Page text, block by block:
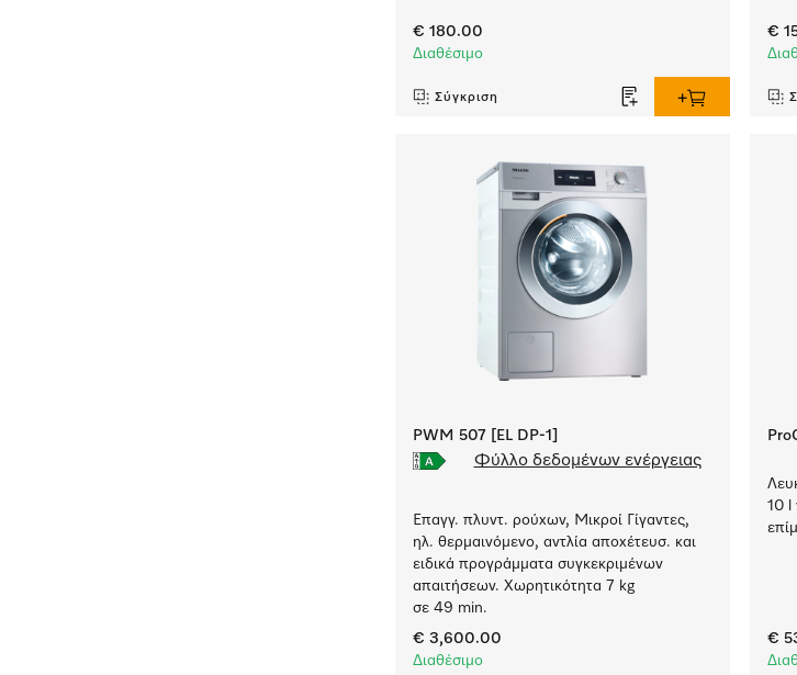
€ 180.00
Διαθέσιμο
Σύγκριση
€
PWM 507 [EL DP-1]
Φύλλο δεδομένων ενέργειας
Επαγγ. πλυντ. ρούχων, Μικροί Γίγαντες,
ηλ. θερμαινόμενο, αντλία αποχέτευσ. και
ειδικά προγράμματα συγκεκριμένων
απαιτήσεων. Χωρητικότητα 7 kg
σε 49 min.
€ 3,600.00
Διαθέσιμο
10 l
€